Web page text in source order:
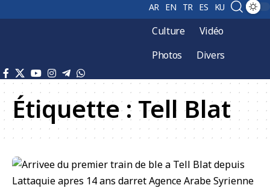
AR EN TR ES KU
Culture
Vidéo
Photos
Divers
Étiquette : Tell Blat